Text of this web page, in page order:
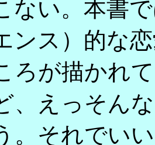
ない。本書
ンス）的な
ろが描かれ
、えっそん
。それでい